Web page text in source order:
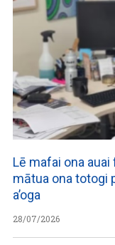
Lē mafai ona auai
mātua ona totogi
a’oga
28/07/2026